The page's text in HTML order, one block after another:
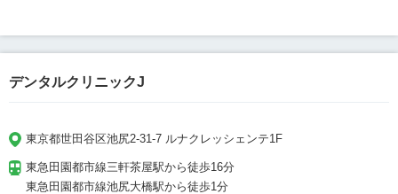
デンタルクリニックJ
東京都世田谷区池尻2-31-7 ルナクレッシェンテ1F
東急田園都市線三軒茶屋駅から徒歩16分
東急田園都市線池尻大橋駅から徒歩1分